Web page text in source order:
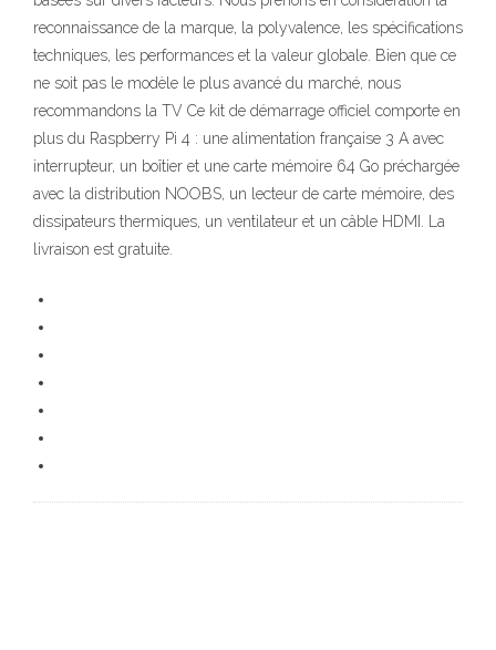
reconnaissance de la marque, la polyvalence, les spécifications
techniques, les performances et la valeur globale. Bien que ce
ne soit pas le modèle le plus avancé du marché, nous
recommandons la TV Ce kit de démarrage officiel comporte en
plus du Raspberry Pi 4 : une alimentation française 3 A avec
interrupteur, un boîtier et une carte mémoire 64 Go préchargée
avec la distribution NOOBS, un lecteur de carte mémoire, des
dissipateurs thermiques, un ventilateur et un câble HDMI. La
livraison est gratuite.